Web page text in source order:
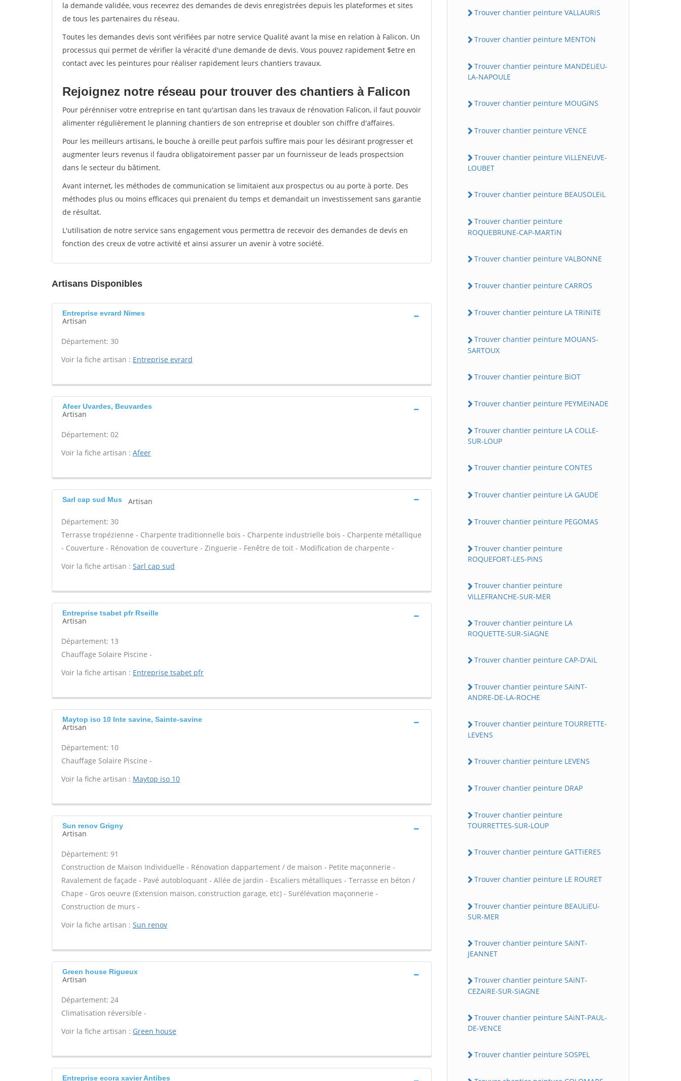
la demande validée, vous recevrez des demandes de devis enregistrées depuis les plateformes et sites
de tous les partenaires du réseau.
Toutes les demandes devis sont vérifiées par notre service Qualité avant la mise en relation à Falicon. Un
processus qui permet de vérifier la véracité d'une demande de devis. Vous pouvez rapidement $etre en
contact avec les peintures pour réaliser rapidement leurs chantiers travaux.
Rejoignez notre réseau pour trouver des chantiers à Falicon
Pour pérénniser votre entreprise en tant qu'artisan dans les travaux de rénovation Falicon, il faut pouvoir
alimenter régulièrement le planning chantiers de son entreprise et doubler son chiffre d'affaires.
Pour les meilleurs artisans, le bouche à oreille peut parfois suffire mais pour les désirant progresser et
augmenter leurs revenus il faudra obligatoirement passer par un fournisseur de leads prospectsion
dans le secteur du bâtiment.
Avant internet, les méthodes de communication se limitaient aux prospectus ou au porte à porte. Des
méthodes plus ou moins efficaces qui prenaient du temps et demandait un investissement sans garantie
de résultat.
L'utilisation de notre service sans engagement vous permettra de recevoir des demandes de devis en
fonction des creux de votre activité et ainsi assurer un avenir à votre société.
Artisans Disponibles
Entreprise evrard Nimes
Artisan
Département: 30
Voir la fiche artisan : Entreprise evrard
Afeer Uvardes, Beuvardes
Artisan
Département: 02
Voir la fiche artisan : Afeer
Sarl cap sud Mus Artisan
Département: 30
Terrasse tropézienne - Charpente traditionnelle bois - Charpente industrielle bois - Charpente métallique
- Couverture - Rénovation de couverture - Zinguerie - Fenêtre de toit - Modification de charpente -
Voir la fiche artisan : Sarl cap sud
Entreprise tsabet pfr Rseille
Artisan
Département: 13
Chauffage Solaire Piscine -
Voir la fiche artisan : Entreprise tsabet pfr
Maytop iso 10 Inte savine, Sainte-savine
Artisan
Département: 10
Chauffage Solaire Piscine -
Voir la fiche artisan : Maytop iso 10
Sun renov Grigny
Artisan
Département: 91
Construction de Maison Individuelle - Rénovation dappartement / de maison - Petite maçonnerie -
Ravalement de façade - Pavé autobloquant - Allée de jardin - Escaliers métalliques - Terrasse en béton /
Chape - Gros oeuvre (Extension maison, construction garage, etc) - Surélévation maçonnerie -
Construction de murs -
Voir la fiche artisan : Sun renov
Green house Rigueux
Artisan
Département: 24
Climatisation réversible -
Voir la fiche artisan : Green house
Entreprise ecora xavier Antibes
Trouver chantier peinture VALLAURiS
Trouver chantier peinture MENTON
Trouver chantier peinture MANDELiEU-
LA-NAPOULE
Trouver chantier peinture MOUGiNS
Trouver chantier peinture VENCE
Trouver chantier peinture ViLLENEUVE-
LOUBET
Trouver chantier peinture BEAUSOLEiL
Trouver chantier peinture
ROQUEBRUNE-CAP-MARTiN
Trouver chantier peinture VALBONNE
Trouver chantier peinture CARROS
Trouver chantier peinture LA TRiNiTE
Trouver chantier peinture MOUANS-
SARTOUX
Trouver chantier peinture BiOT
Trouver chantier peinture PEYMEiNADE
Trouver chantier peinture LA COLLE-
SUR-LOUP
Trouver chantier peinture CONTES
Trouver chantier peinture LA GAUDE
Trouver chantier peinture PEGOMAS
Trouver chantier peinture
ROQUEFORT-LES-PiNS
Trouver chantier peinture
ViLLEFRANCHE-SUR-MER
Trouver chantier peinture LA
ROQUETTE-SUR-SiAGNE
Trouver chantier peinture CAP-D'AiL
Trouver chantier peinture SAiNT-
ANDRE-DE-LA-ROCHE
Trouver chantier peinture TOURRETTE-
LEVENS
Trouver chantier peinture LEVENS
Trouver chantier peinture DRAP
Trouver chantier peinture
TOURRETTES-SUR-LOUP
Trouver chantier peinture GATTiERES
Trouver chantier peinture LE ROURET
Trouver chantier peinture BEAULiEU-
SUR-MER
Trouver chantier peinture SAiNT-
JEANNET
Trouver chantier peinture SAiNT-
CEZAiRE-SUR-SiAGNE
Trouver chantier peinture SAiNT-PAUL-
DE-VENCE
Trouver chantier peinture SOSPEL